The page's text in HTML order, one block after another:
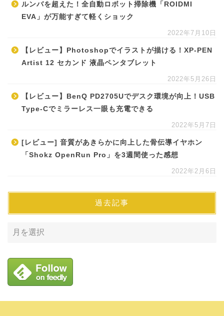
ルンバを超えた！全自動ロボット掃除機「ROIDMI
EVA」が万能すぎて軽くショック
2022年7月10日
【レビュー】Photoshopでイラストが描ける！XP-PEN
Artist 12 セカンド 液晶ペンタブレット
2022年5月26日
【レビュー】BenQ PD2705Uでデスク環境が向上！USB
Type-Cでミラーレス一眼も充電できる
2022年5月7日
[レビュー] 音質があきらかに向上した骨伝導イヤホン
「Shokz OpenRun Pro」を3週間使った感想
2022年2月6日
過去記事